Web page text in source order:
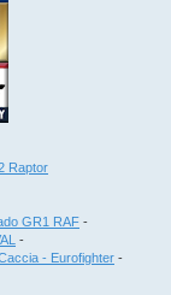
Raptor
GR1 RAF -
-
- Eurofighter -